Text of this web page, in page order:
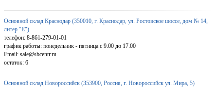
Основной склад Краснодар (350010, г. Краснодар, ул. Ростовское шоссе, дом № 14,
литер "Е")
телефон: 8-861-279-01-01
график работы: понедельник - пятница с 9.00 до 17.00
Email: sale@sbcentr.ru
остаток: 6
Основной склад Новороссийск (353900, Россия, г. Новороссийск ул. Мира, 5)